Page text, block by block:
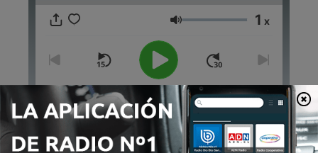
Volumen 1 x
00:00 00:00
Episodios